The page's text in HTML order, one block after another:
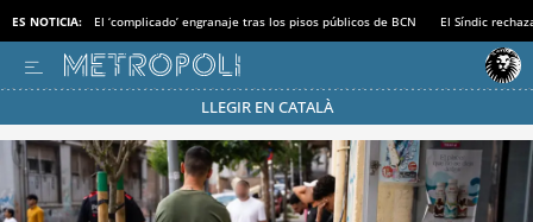
ES NOTICIA: El ‘complicado’ engranaje tras los pisos públicos de BCN El Síndic
LLEGIR EN CATALÀ
Pásate al MODO AHORRO